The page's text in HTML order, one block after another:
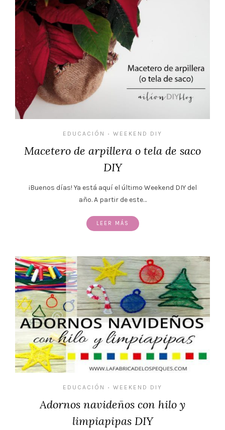
EDUCACIÓN • WEEKEND DIY
Macetero de arpillera o tela de saco
DIY
¡Buenos días! Ya está aquí el último Weekend DIY del
año. A partir de este…
LEER MÁS
EDUCACIÓN • WEEKEND DIY
Adornos navideños con hilo y
limpiapipas DIY